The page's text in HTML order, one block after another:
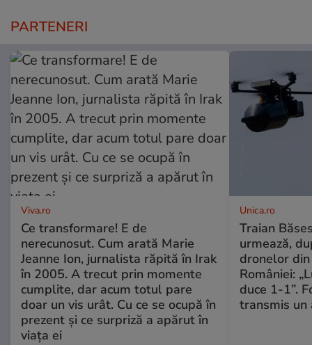
PARTENERI
Viva.ro
Ce transformare! E de
nerecunosut. Cum arată Marie
Jeanne Ion, jurnalista răpită în Irak
în 2005. A trecut prin momente
cumplite, dar acum totul pare
doar un vis urât. Cu ce se ocupă în
prezent și ce surpriză a apărut în
viața ei
Unica.ro
Traian
urmează,
dronelor
României:
duce 1-1”.
transmis un